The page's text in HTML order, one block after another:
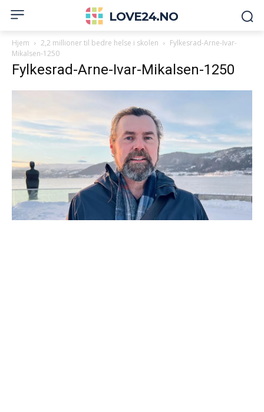
LOVE24.NO
Hjem 2,2 millioner til bedre helse i skolen
Fylkesrad-Arne-Ivar-
Mikalsen-1250
Fylkesrad-Arne-Ivar-Mikalsen-1250